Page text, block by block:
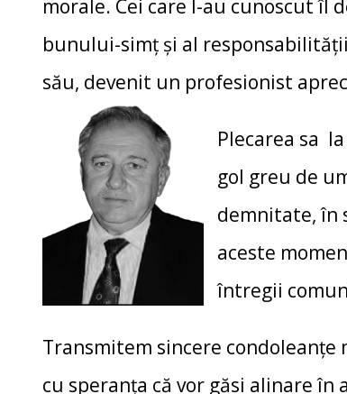
morale. Cei care l-au cunoscut îl
bunului-simț și al
său, devenit un profesionist
Plecarea sa
gol greu de
demnitate, în
aceste
întregii
Transmitem sincere
cu speranța că vor găsi alinare